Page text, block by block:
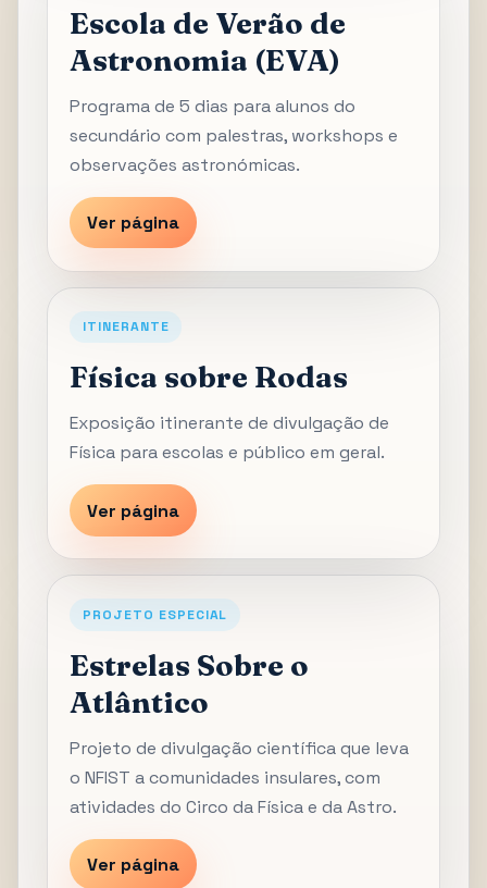
Escola de Verão de
Astronomia (EVA)
Programa de 5 dias para alunos do
secundário com palestras, workshops e
observações astronómicas.
Ver página
ITINERANTE
Física sobre Rodas
Exposição itinerante de divulgação de
Física para escolas e público em geral.
Ver página
PROJETO ESPECIAL
Estrelas Sobre o
Atlântico
Projeto de divulgação científica que leva
o NFIST a comunidades insulares, com
atividades do Circo da Física e da Astro.
Ver página